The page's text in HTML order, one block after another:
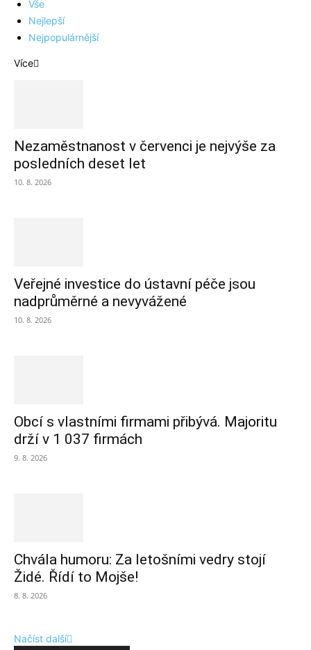
Vše
Nejlepší
Nejpopulárnější
Více
Nezaměstnanost v červenci je nejvýše za
posledních deset let
10. 8. 2026
Veřejné investice do ústavní péče jsou
nadprůměrné a nevyvážené
10. 8. 2026
Obcí s vlastními firmami přibývá. Majoritu
drží v 1 037 firmách
9. 8. 2026
Chvála humoru: Za letošními vedry stojí
Židé. Řídí to Mojše!
8. 8. 2026
Načíst další